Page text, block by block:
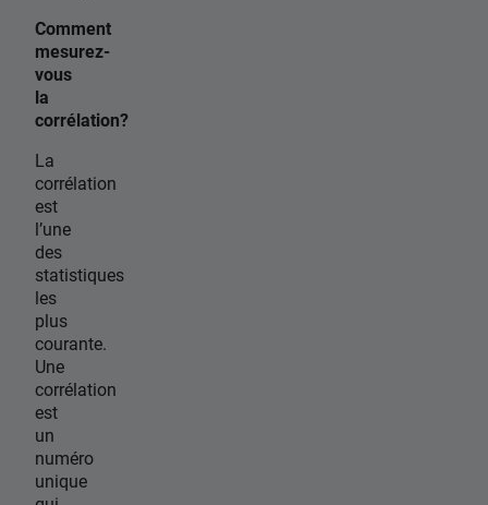
Comment
mesurez-
vous
la
corrélation?
La
corrélation
est
l’une
des
statistiques
les
plus
courante.
Une
corrélation
est
un
numéro
unique